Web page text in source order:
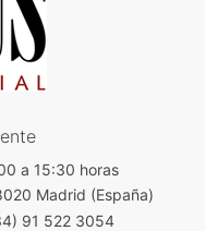
a 15:30 horas
Madrid (España)
91 522 3054